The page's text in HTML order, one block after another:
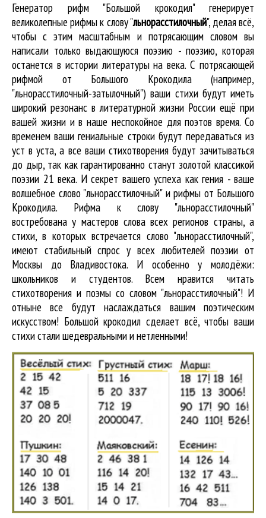
Генератор рифм "Большой крокодил" генерирует
великолепныерифмы к слову "льнорасстилочный", делая всё,
чтобы с этим масштабным и потрясающим словом вы
написали только выдающуюся поэзию - поэзию, которая
останется в истории литературы на века. С потрясающей
рифмой от Большого Крокодила (например,
"льнорасстилочный-затылочный") ваши стихи будут иметь
широкий резонанс в литературной жизни России ещё при
вашей жизни и в наше неспокойное для поэтов время. Со
временем ваши гениальные строки будут передаваться из
уст в уста, а все ваши стихотворения будут зачитываться
до дыр, так как гарантированно станут золотой классикой
поэзии 21 века. И секрет вашего успеха как гения - ваше
волшебное слово "льнорасстилочный" и рифмы от Большого
Крокодила. Рифма к слову "льнорасстилочный"
востребована у мастеров слова всех регионов страны, а
стихи, в которых встречается слово "льнорасстилочный",
имеют стабильный спрос у всех любителей поэзии от
Москвы до Владивостока. И особенно у молодёжи:
школьников и студентов. Всем нравится читать
стихотворения и поэмы со словом "льнорасстилочный"! И
отныне все будут наслаждаться вашим поэтическим
искусством! Большой крокодил cделает всё, чтобы ваши
стихи стали шедевральными и нетленными!